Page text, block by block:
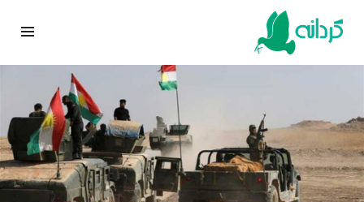
Skip
content